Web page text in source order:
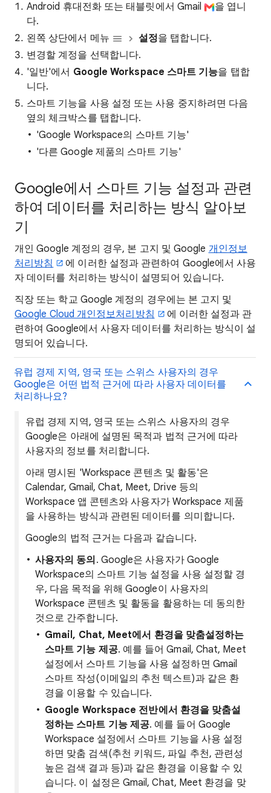
Android 휴대전화 또는 태블릿에서 Gmail
을 엽니
다.
왼쪽 상단에서 메뉴
설정을 탭합니다.
변경할 계정을 선택합니다.
'일반'에서 Google Workspace 스마트 기능을 탭합
니다.
스마트 기능을 사용 설정 또는 사용 중지하려면 다음
옆의 체크박스를 탭합니다.
'Google Workspace의 스마트 기능'
'다른 Google 제품의 스마트 기능'
Google에서 스마트 기능 설정과 관련
하여 데이터를 처리하는 방식 알아보
기
개인 Google 계정의 경우, 본 고지 및 Google 개인정보
처리방침
에 이러한 설정과 관련하여 Google에서 사용
자 데이터를 처리하는 방식이 설명되어 있습니다.
직장 또는 학교 Google 계정의 경우에는 본 고지 및
Google Cloud 개인정보처리방침
에 이러한 설정과 관
련하여 Google에서 사용자 데이터를 처리하는 방식이 설
명되어 있습니다.
유럽 경제 지역, 영국 또는 스위스 사용자의 경우
Google은 어떤 법적 근거에 따라 사용자 데이터를
처리하나요?
유럽 경제 지역, 영국 또는 스위스 사용자의 경우
Google은 아래에 설명된 목적과 법적 근거에 따라
사용자의 정보를 처리합니다.
아래 명시된 'Workspace 콘텐츠 및 활동'은
Calendar, Gmail, Chat, Meet, Drive 등의
Workspace 앱 콘텐츠와 사용자가 Workspace 제품
을 사용하는 방식과 관련된 데이터를 의미합니다.
Google의 법적 근거는 다음과 같습니다.
사용자의 동의 . Google은 사용자가 Google
Workspace의 스마트 기능 설정을 사용 설정할 경
우, 다음 목적을 위해 Google이 사용자의
Workspace 콘텐츠 및 활동을 활용하는 데 동의한
것으로 간주합니다.
Gmail, Chat, Meet에서 환경을 맞춤설정하는
스마트 기능 제공. 예를 들어 Gmail, Chat, Meet
설정에서 스마트 기능을 사용 설정하면 Gmail
스마트 작성(이메일의 추천 텍스트)과 같은 환
경을 이용할 수 있습니다.
Google Workspace 전반에서 환경을 맞춤설
정하는 스마트 기능 제공. 예를 들어 Google
Workspace 설정에서 스마트 기능을 사용 설정
하면 맞춤 검색(추천 키워드, 파일 추천, 관련성
높은 검색 결과 등)과 같은 환경을 이용할 수 있
습니다. 이 설정은 Gmail, Chat, Meet 환경을 맞